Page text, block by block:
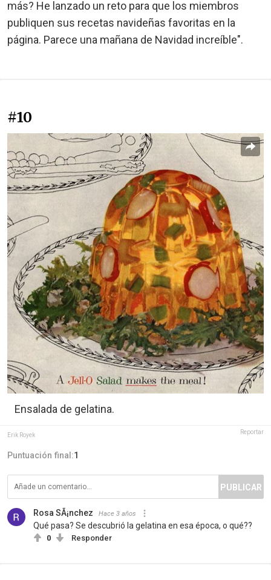
más? He lanzado un reto para que los miembros
publiquen sus recetas navideñas favoritas en la
página. Parece una mañana de Navidad increíble".
#10
Ensalada de gelatina.
Erik Royek Reportar
Puntuación final:1
PUBLICAR
Rosa SÃ¡nchez Hace 3 años
Qué pasa? Se descubrió la gelatina en esa época, o qué??
0 Responder